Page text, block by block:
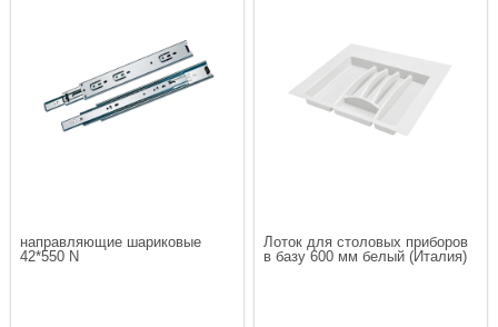
направляющие шариковые
Лоток для столовых приборов
в базу 600 мм белый (Италия)